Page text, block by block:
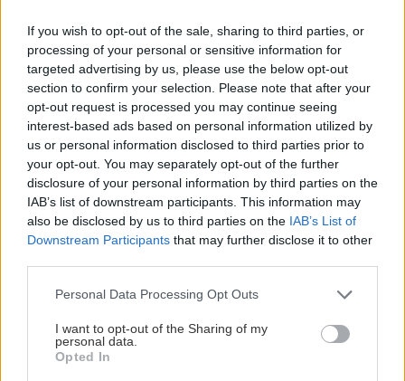
If you wish to opt-out of the sale, sharing to third parties, or
processing of your personal or sensitive information for
targeted advertising by us, please use the below opt-out
section to confirm your selection. Please note that after your
opt-out request is processed you may continue seeing
interest-based ads based on personal information utilized by
us or personal information disclosed to third parties prior to
your opt-out. You may separately opt-out of the further
disclosure of your personal information by third parties on the
IAB’s list of downstream participants. This information may
also be disclosed by us to third parties on the IAB’s List of
Downstream Participants that may further disclose it to other
Please note that this website/app uses one or more Google
not limited to your visit or usage behaviour. You may click to
grant or deny consent to Google and its third-party tags to
use your data for below specified purposes in below Google
Personal Data Processing Opt Outs
I want to opt-out of the Sharing of my
personal data.
Opted In
πεθάνει, πρώτη μέρα αυτός έρθει πίσω εδώ να πει
γεια σου στους ανθρώποι"».
Το κόκκινο στο φτερό του παπαγάλου
του Ντανιέλ Τσαβαρία
Εκδόσεις Opera, 2002
Σελίδες: 402
Τιμή: 12,78€
Κατ’ αρχάς, αγνοήστε ό,τι γράφει το
απόσπασμα του κειμένου που, παρ’ ό,τι
ενδιαφέρον, μικρή σχέση έχει με την πλοκή του
βιβλίου. Η υπόθεση, με πολύ λίγα λόγια, έχει ως